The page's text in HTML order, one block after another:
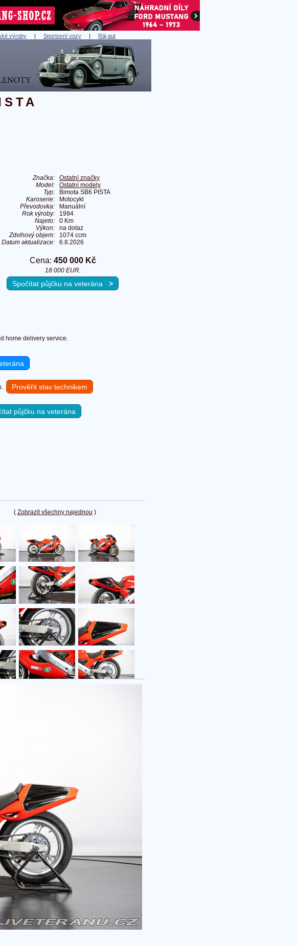
výroby | Sportovní vozy | Ráj aut
Značka:
Ostatní značky
Model:
Ostatní modely
Typ:
Bimota SB6 PISTA
Karoserie:
Motocykl
Převodovka:
Manuální
Rok výroby:
1994
Najeto:
0 Km
Výkon:
na dotaz
Zdvihový objem:
1074 ccm
Datum aktualizace:
6.8.2026
Cena: 450 000 Kč
18 000 EUR.
Spočítat půjčku na veterána >
home delivery service.
Prověřit stav technikem
půjčku na veterána
( Zobrazit všechny najednou )